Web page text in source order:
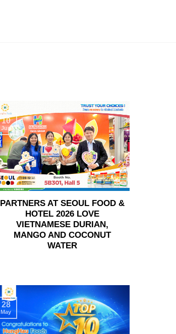
PARTNERS AT SEOUL FOOD &
HOTEL 2026 LOVE
VIETNAMESE DURIAN,
MANGO AND COCONUT
WATER
10
Jun
28
May